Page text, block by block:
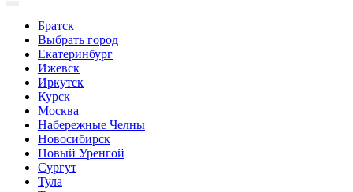
Братск
Выбрать город
Екатеринбург
Ижевск
Иркутск
Курск
Москва
Набережные Челны
Новосибирск
Новый Уренгой
Сургут
Тула